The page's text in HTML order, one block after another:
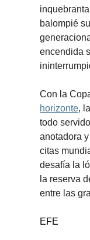
balompié
encendida
Con la
horizonte,
todo
anotadora
citas
desafía la
la reserva
entre las
EFE